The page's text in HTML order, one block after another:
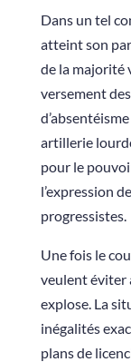
Dans un tel
atteint son
de la majorité
versement
artillerie
pour le
l’expression
progressistes.
Une fois le
veulent éviter
explose. La
inégalités
plans de